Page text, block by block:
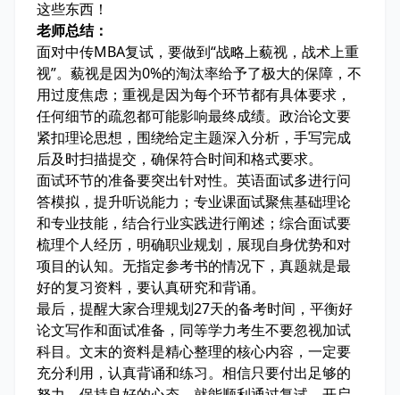
这些东西！
老师总结：
面对中传MBA复试，要做到“战略上藐视，战术上重
视”。藐视是因为0%的淘汰率给予了极大的保障，不
用过度焦虑；重视是因为每个环节都有具体要求，
任何细节的疏忽都可能影响最终成绩。政治论文要
紧扣理论思想，围绕给定主题深入分析，手写完成
后及时扫描提交，确保符合时间和格式要求。
面试环节的准备要突出针对性。英语面试多进行问
答模拟，提升听说能力；专业课面试聚焦基础理论
和专业技能，结合行业实践进行阐述；综合面试要
梳理个人经历，明确职业规划，展现自身优势和对
项目的认知。无指定参考书的情况下，真题就是最
好的复习资料，要认真研究和背诵。
最后，提醒大家合理规划27天的备考时间，平衡好
论文写作和面试准备，同等学力考生不要忽视加试
科目。文末的资料是精心整理的核心内容，一定要
充分利用，认真背诵和练习。相信只要付出足够的